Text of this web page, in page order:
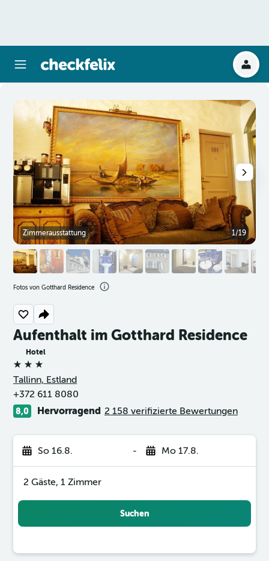
Aufenthalt im Gotthard Residence
Hotel
3 Sterne
Tallinn, Estland
+372 611 8080
8,0 Hervorragend 2 158 verifizierte Bewertungen
So 16.8. - Mo 17.8.
2 Gäste, 1 Zimmer
Suchen
Zimmerausstattung 1/19
Fotos von Gotthard Residence